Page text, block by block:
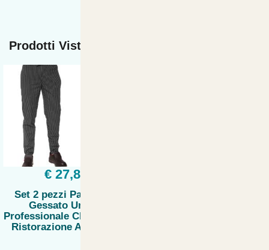
Prodotti Visti di recente
€ 27,80
Set 2 pezzi Pantalone
Gessato Unisex
Professionale Chef Cuoco
Ristorazione Antipiega